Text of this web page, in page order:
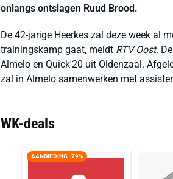
onlangs ontslagen Ruud Brood.
De 42-jarige Heerkes zal deze week al
trainingskamp gaat, meldt RTV Oost.
Almelo en Quick'20 uit Oldenzaal.
zal in Almelo samenwerken met
WK-deals
AANBIEDING -79%